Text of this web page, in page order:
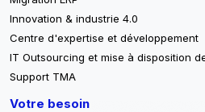
Innovation & industrie 4.0
Centre d'expertise et développement
IT Outsourcing et mise à disposition
Support TMA
Votre besoin